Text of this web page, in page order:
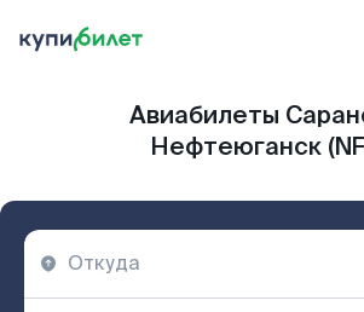
Авиабилеты
Нефтеюганск